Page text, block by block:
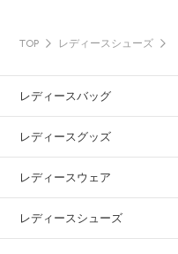
TOP レディースシューズ
レディースバッグ
レディースグッズ
レディースウェア
レディースシューズ